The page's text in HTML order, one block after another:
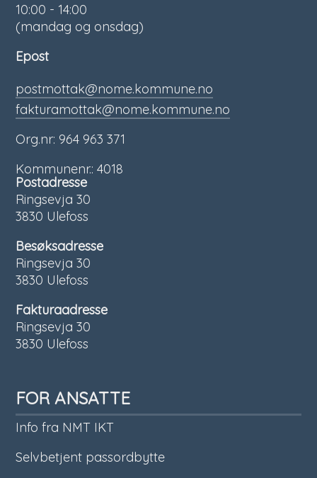
10:00 - 14:00
(mandag og onsdag)
Epost
postmottak@nome.kommune.no
fakturamottak@nome.kommune.no
Org.nr: 964 963 371
Kommunenr.: 4018
Postadresse
Ringsevja 30
3830 Ulefoss
Besøksadresse
Ringsevja 30
3830 Ulefoss
Fakturaadresse
Ringsevja 30
3830 Ulefoss
FOR ANSATTE
Info fra NMT IKT
Selvbetjent passordbytte